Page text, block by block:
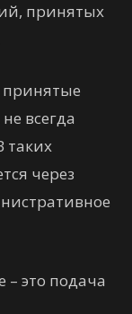
принятых
всегда
таких
через
это подача